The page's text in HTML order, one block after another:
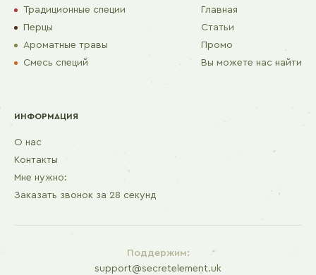
Главная
Статьи
Промо
Вы можете нас найти
Традиционные специи
Перцы
Ароматные травы
Смесь специй
ИНФОРМАЦИЯ
О нас
Контакты
Мне нужно:
Заказать звонок за 28 секунд
Поддержим:
support@secretelement.uk